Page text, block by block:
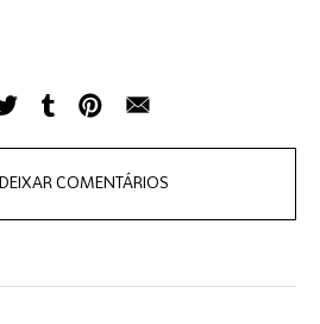
DEIXAR COMENTÁRIOS